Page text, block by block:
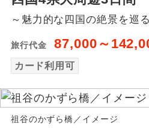
～魅力的な四国の絶景を巡
旅行代金 87,000～
カード利用可
祖谷のかずら橋／イメージ
バスガイド乗
務
バスガイド
があります。
新コース 初登場のコ
然遺産を訪
絶景 絶景スポッ